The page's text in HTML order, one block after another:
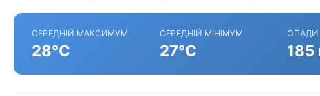
СЕРЕДНІЙ МАКСИМУМ
28°C
СЕРЕДНІЙ МІНІМУМ
27°C
ОПАДИ
185